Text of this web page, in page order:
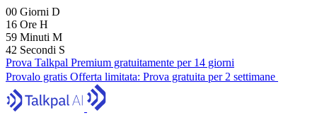
00 Giorni D
16 Ore H
59 Minuti M
41 Secondi S
Prova Talkpal Premium gratuitamente per 14 giorni
Provalo gratis Offerta limitata: Prova gratuita per 2 settimane